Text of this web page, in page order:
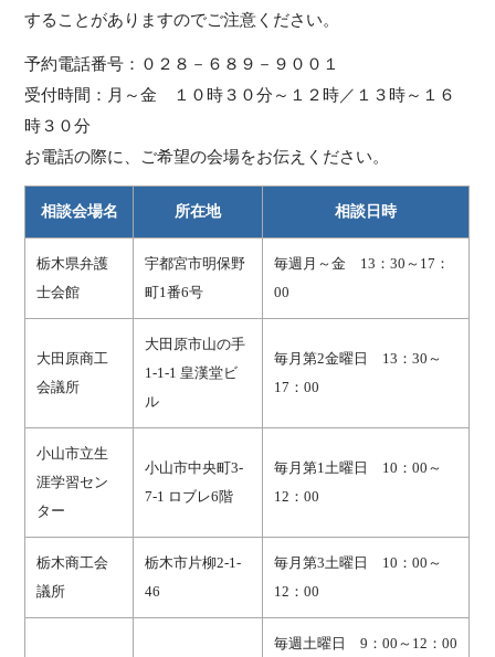
することがありますのでご注意ください。
予約電話番号：０２８－６８９－９００１
受付時間：月～金 １０時３０分～１２時／１３時～１６
時３０分
お電話の際に、ご希望の会場をお伝えください。
相談会場名 所在地 相談日時
栃木県弁護
士会館
宇都宮市明保野
町1番6号
毎週月～金 13：30～17：
00
大田原商工
会議所
大田原市山の手
1-1-1 皇漢堂ビ
ル
毎月第2金曜日 13：30～
17：00
小山市立生
涯学習セン
ター
小山市中央町3-
7-1 ロブレ6階
毎月第1土曜日 10：00～
12：00
栃木商工会
議所
栃木市片柳2-1-
46
毎月第3土曜日 10：00～
12：00
毎週土曜日 9：00～12：00